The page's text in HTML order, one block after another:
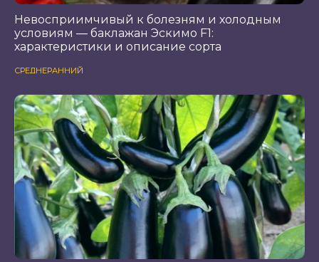
Невосприимчивый к болезням и холодным
условиям — баклажан Эскимо F1:
характеристики и описание сорта
СРЕДНЕРАННИЙ